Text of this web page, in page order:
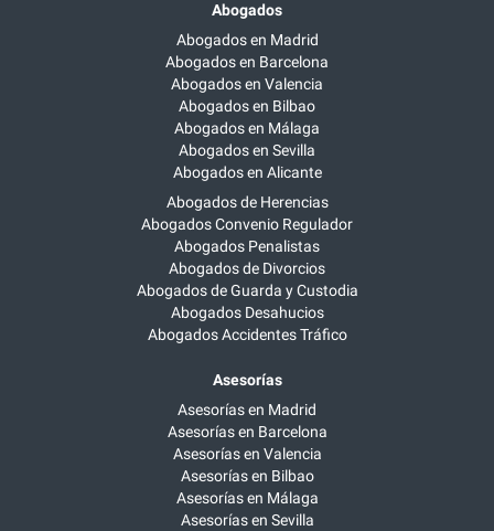
Abogados
Abogados en Madrid
Abogados en Barcelona
Abogados en Valencia
Abogados en Bilbao
Abogados en Málaga
Abogados en Sevilla
Abogados en Alicante
Abogados de Herencias
Abogados Convenio Regulador
Abogados Penalistas
Abogados de Divorcios
Abogados de Guarda y Custodia
Abogados Desahucios
Abogados Accidentes Tráfico
Asesorías
Asesorías en Madrid
Asesorías en Barcelona
Asesorías en Valencia
Asesorías en Bilbao
Asesorías en Málaga
Asesorías en Sevilla